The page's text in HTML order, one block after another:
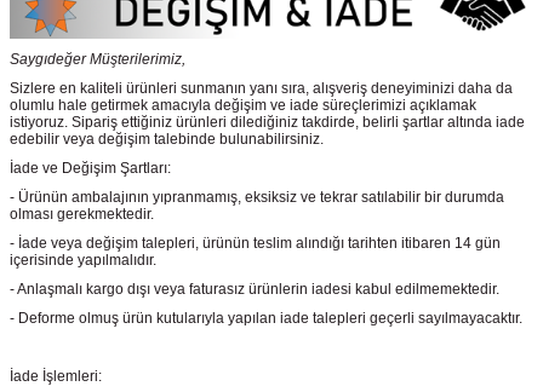
Saygıdeğer Müşterilerimiz,
Sizlere en kaliteli ürünleri sunmanın yanı sıra, alışveriş deneyiminizi daha da
olumlu hale getirmek amacıyla değişim ve iade süreçlerimizi açıklamak
istiyoruz. Sipariş ettiğiniz ürünleri dilediğiniz takdirde, belirli şartlar altında iade
edebilir veya değişim talebinde bulunabilirsiniz.
İade ve Değişim Şartları:
- Ürünün ambalajının yıpranmamış, eksiksiz ve tekrar satılabilir bir durumda
olması gerekmektedir.
- İade veya değişim talepleri, ürünün teslim alındığı tarihten itibaren 14 gün
içerisinde yapılmalıdır.
- Anlaşmalı kargo dışı veya faturasız ürünlerin iadesi kabul edilmemektedir.
- Deforme olmuş ürün kutularıyla yapılan iade talepleri geçerli sayılmayacaktır.
İade İşlemleri: